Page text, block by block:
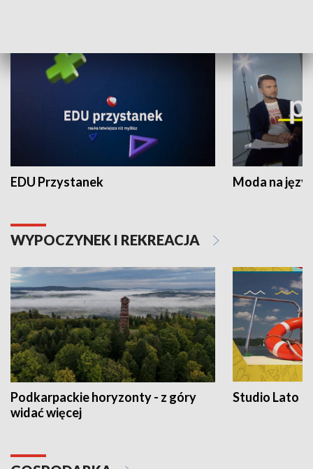
EDU Przystanek Moda na
WYPOCZYNEK I REKREACJA
Podkarpackie horyzonty - z góry
widać więcej
Studio Lato